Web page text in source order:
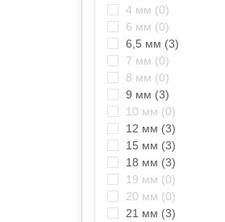
4 мм (0)
6 мм (0)
6,5 мм (3)
7 мм (0)
8 мм (0)
9 мм (3)
10 мм (0)
12 мм (3)
15 мм (3)
18 мм (3)
19 мм (0)
20 мм (0)
21 мм (3)